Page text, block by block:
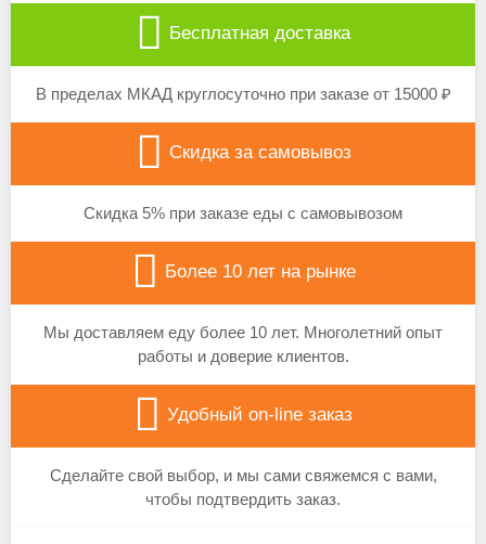
Бесплатная доставка
В пределах МКАД круглосуточно при заказе от 15000 ₽
Скидка за самовывоз
Скидка 5% при заказе еды с самовывозом
Более 10 лет на рынке
Мы доставляем еду более 10 лет. Многолетний опыт
работы и доверие клиентов.
Удобный on-line заказ
Сделайте свой выбор, и мы сами свяжемся с вами,
чтобы подтвердить заказ.